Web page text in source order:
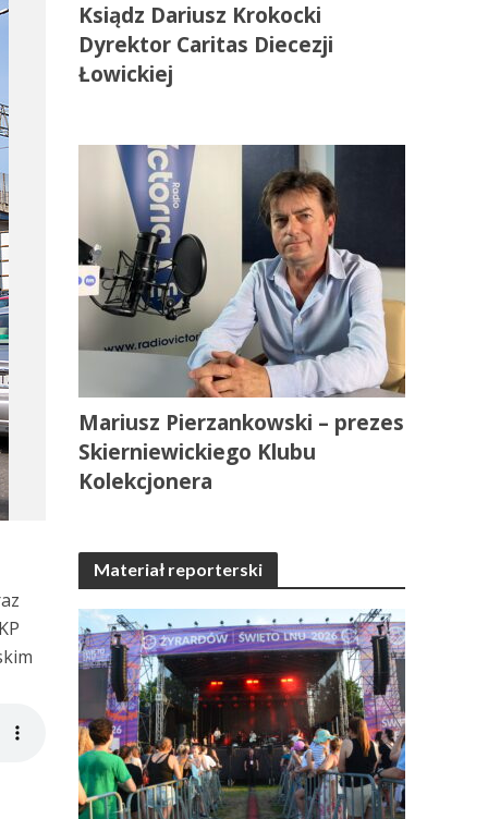
Ksiądz Dariusz Krokocki
Dyrektor Caritas Diecezji
Łowickiej
Mariusz Pierzankowski – prezes
Skierniewickiego Klubu
Kolekcjonera
Materiał reporterski